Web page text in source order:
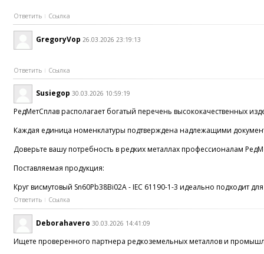
Ответить Ссылка
GregoryVop 26.03.2026 23:19:13
Ответить Ссылка
Susiegop 30.03.2026 10:59:19
РедМетСплав располагает богатый перечень высококачественных
Каждая единица номенклатуры подтверждена надлежащими
Доверьте вашу потребность в редких металлах профессионалам
Поставляемая продукция:
Круг висмутовый Sn60Pb38Bi02A - IEC 61190-1-3 идеально подходит
Ответить Ссылка
Deborahavero 30.03.2026 14:41:09
Ищете проверенного партнера редкоземельных металлов и